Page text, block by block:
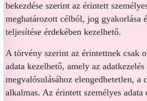
bekezdése szerint az érintett
meghatározott célból, jog gyakorlása
teljesítése érdekében kezelhető.
A törvény szerint az érintettnek csak
adata kezelhető, amely az
megvalósulásához elengedhetetlen, a
alkalmas. Az érintett személyes adata